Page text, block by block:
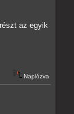
az egyik
Naplózva